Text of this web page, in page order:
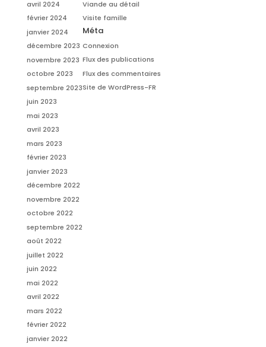
avril 2024
février 2024
janvier 2024
décembre 2023
novembre 2023
octobre 2023
septembre 2023
juin 2023
mai 2023
avril 2023
mars 2023
février 2023
janvier 2023
décembre 2022
novembre 2022
octobre 2022
septembre 2022
août 2022
juillet 2022
juin 2022
mai 2022
avril 2022
mars 2022
février 2022
janvier 2022
Viande au détail
Visite famille
Méta
Connexion
Flux des publications
Flux des commentaires
Site de WordPress-FR